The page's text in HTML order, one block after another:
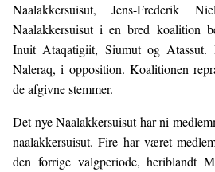
Naalakkersuisut, Jens-Frederik
Naalakkersuisut i en bred koalition
Inuit Ataqatigiit, Siumut og
Naleraq, i opposition. Koalitionen
de afgivne stemmer.
Det nye Naalakkersuisut har ni
naalakkersuisut. Fire har været
den forrige valgperiode, heriblandt